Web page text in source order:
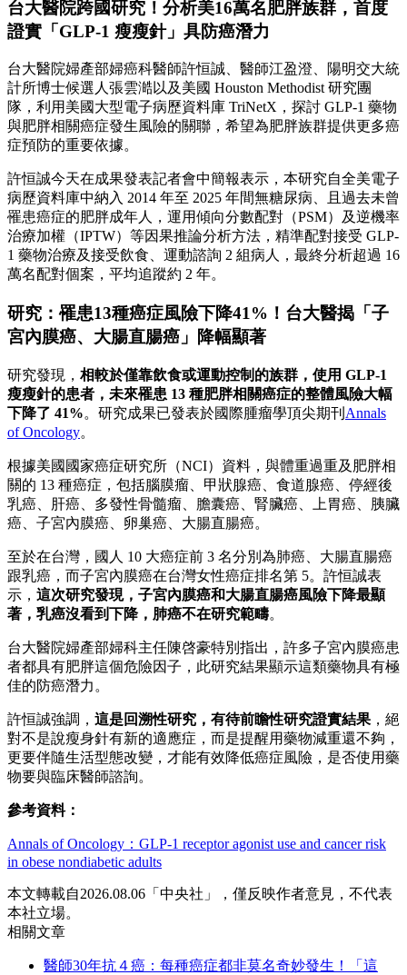
台大醫院跨國研究！分析美16萬名肥胖族群，首度
證實「GLP-1 瘦瘦針」具防癌潛力
台大醫院婦產部婦癌科醫師許恒誠、醫師江盈澄、陽明交大統
計所博士候選人張雲澔以及美國 Houston Methodist 研究團
隊，利用美國大型電子病歷資料庫 TriNetX，探討 GLP-1 藥物
與肥胖相關癌症發生風險的關聯，希望為肥胖族群提供更多癌
症預防的重要依據。
許恒誠今天在成果發表記者會中簡報表示，本研究自全美電子
病歷資料庫中納入 2014 年至 2025 年間無糖尿病、且過去未曾
罹患癌症的肥胖成年人，運用傾向分數配對（PSM）及逆機率
治療加權（IPTW）等因果推論分析方法，精準配對接受 GLP-
1 藥物治療及接受飲食、運動諮詢 2 組病人，最終分析超過 16
萬名配對個案，平均追蹤約 2 年。
研究：罹患13種癌症風險下降41%！台大醫揭「子
宮內膜癌、大腸直腸癌」降幅顯著
研究發現， 相較於僅靠飲食或運動控制的族群，使用 GLP-1
瘦瘦針的患者，未來罹患 13 種肥胖相關癌症的整體風險大幅
下降了 41%。研究成果已發表於國際腫瘤學頂尖期刊 Annals
of Oncology。
根據美國國家癌症研究所（NCI）資料，與體重過重及肥胖相
關的 13 種癌症，包括腦膜瘤、甲狀腺癌、食道腺癌、停經後
乳癌、肝癌、多發性骨髓瘤、膽囊癌、腎臟癌、上胃癌、胰臟
癌、子宮內膜癌、卵巢癌、大腸直腸癌。
至於在台灣，國人 10 大癌症前 3 名分別為肺癌、大腸直腸癌
跟乳癌，而子宮內膜癌在台灣女性癌症排名第 5。許恒誠表
示， 這次研究發現，子宮內膜癌和大腸直腸癌風險下降最顯
著，乳癌沒看到下降，肺癌不在研究範疇。
台大醫院婦產部婦科主任陳啓豪特別指出，許多子宮內膜癌患
者都具有肥胖這個危險因子，此研究結果顯示這類藥物具有極
佳的防癌潛力。
許恒誠強調， 這是回溯性研究，有待前瞻性研究證實結果 ，絕
對不是說瘦身針有新的適應症，而是提醒用藥物減重還不夠，
更要伴隨生活型態改變，才能有效降低癌症風險，是否使用藥
物要與臨床醫師諮詢。
參考資料：
Annals of Oncology：GLP-1 receptor agonist use and cancer risk
in obese nondiabetic adults
本文轉載自2026.08.06「中央社」，僅反映作者意見，不代表
本社立場。
相關文章
醫師30年抗４癌：每種癌症都非莫名奇妙發生！「這